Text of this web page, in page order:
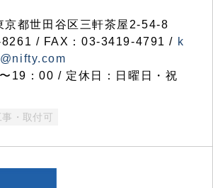
都世田谷区三軒茶屋2-54-8
/ FAX：03-3419-4791 / k
19：00 / 定休日：日曜日・祝
事・取付可